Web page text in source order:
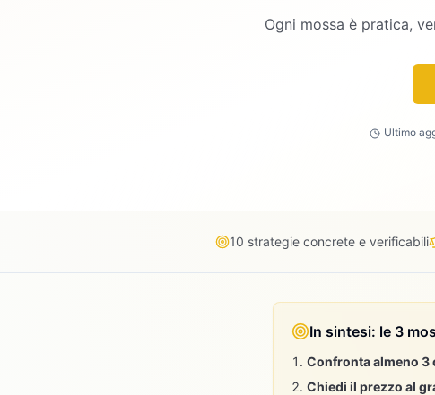
Ogni mossa è pratica,
Ultimo
10 strategie concrete e verificabili
In sintesi: le 3
Confronta almeno 3
Chiedi il prezzo al